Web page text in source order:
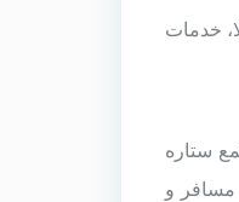
خدمات
ستاره
مسافر و